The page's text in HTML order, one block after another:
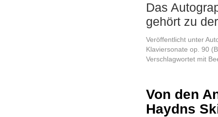
Das
gehört zu
Veröffentlicht unter
Klaviersonate op. 90
Verschlagwortet mit
Von den
Haydns